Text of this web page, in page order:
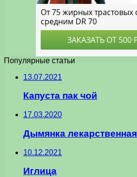
Популярные статьи
13.07.2021
Капуста пак чой
17.03.2020
Дымянка лекарственная
10.12.2021
Иглица